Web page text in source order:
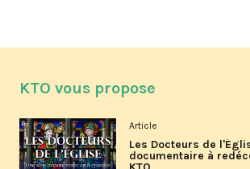
KTO vous propose
Article
Les Docteurs de
documentaire à